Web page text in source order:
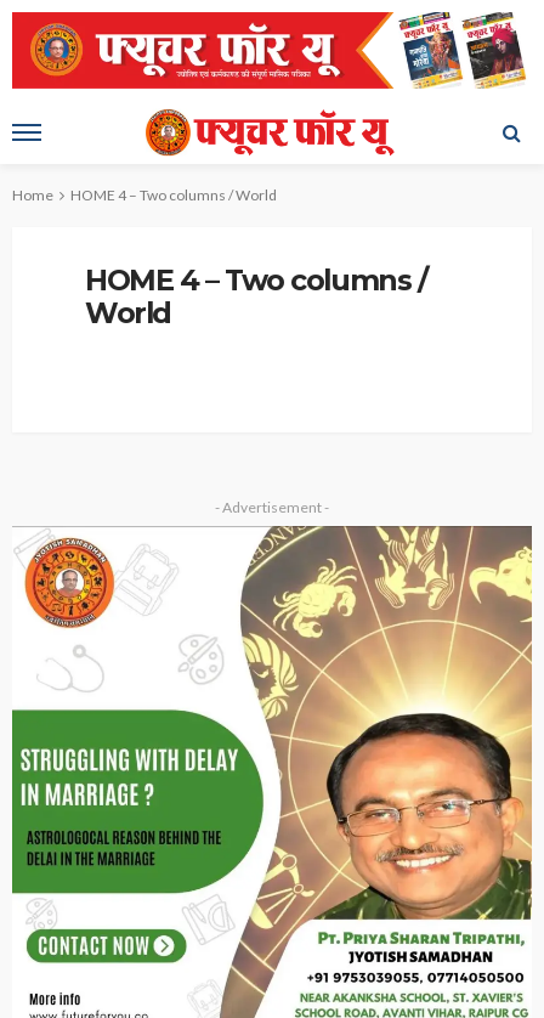
Home HOME 4 – Two columns / World
HOME 4 – Two columns /
World
- Advertisement -